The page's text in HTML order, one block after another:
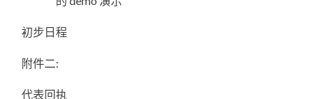
初步日程
附件二:
代表回执